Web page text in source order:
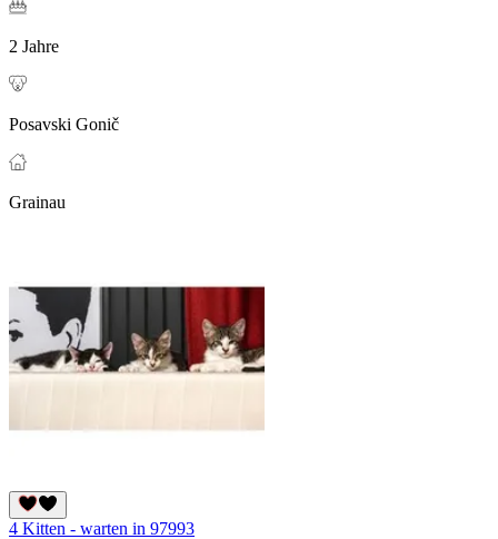
2 Jahre
Posavski Gonič
Grainau
4 Kitten - warten in 97993